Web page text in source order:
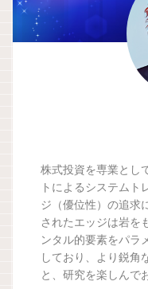
株式投資を専業とし
トによるシステムト
ジ（優位性）の追求
されたエッジは岩を
ンタル的要素をパラ
しており、より鋭角
と、研究を楽しんで